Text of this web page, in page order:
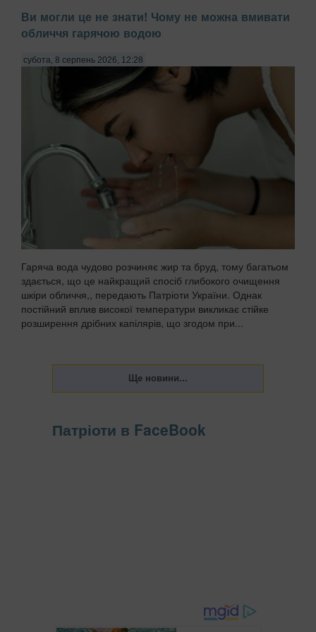
Ви могли це не знати! Чому не можна вмивати
обличчя гарячою водою
субота, 8 серпень 2026, 12:28
Гаряча вода чудово розчиняє жир та бруд, тому багатьом
здається, що це найкращий спосіб глибокого очищення
шкіри обличчя,, передають Патріоти України. Однак
постійний вплив високої температури викликає стійке
розширення дрібних капілярів, що згодом при...
Патріоти в FaceBook